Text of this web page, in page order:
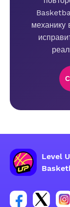
механику
Level
Ссылка наСсылка